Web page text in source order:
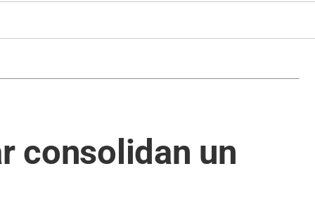
consolidan un